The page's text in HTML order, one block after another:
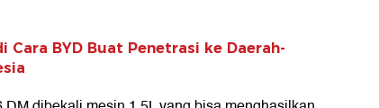
Cara BYD Buat Penetrasi ke Daerah-